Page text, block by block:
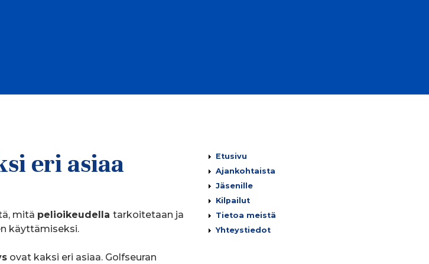
eri asiaa
mitä pelioikeudella tarkoitetaan ja
käyttämiseksi.
ovat kaksi eri asiaa. Golfseuran
Päävalikko
Etusivu
Ajankohtaista
Jäsenille
Kilpailut
Tietoa meistä
Yhteystiedot